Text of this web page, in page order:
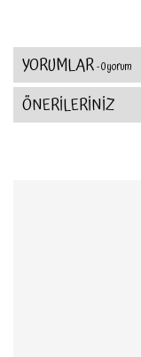
YORUMLAR- 0 yorum
ÖNERİLERİNİZ